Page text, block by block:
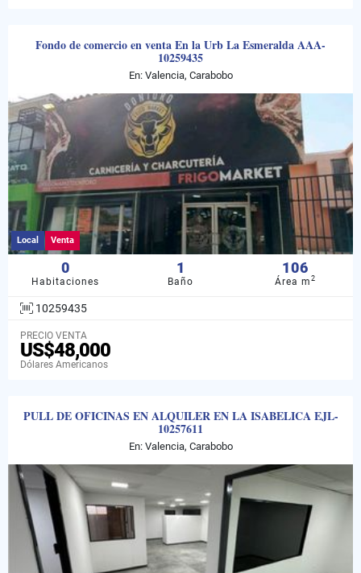
Fondo de comercio en venta En la Urb La Esmeralda AAA-
10259435
En: Valencia, Carabobo
Local Venta
0
Habitaciones
1
Baño
106
Área m2
10259435
PRECIO VENTA
US$48,000
Dólares Americanos
PULL DE OFICINAS EN ALQUILER EN LA ISABELICA EJL-
10257611
En: Valencia, Carabobo